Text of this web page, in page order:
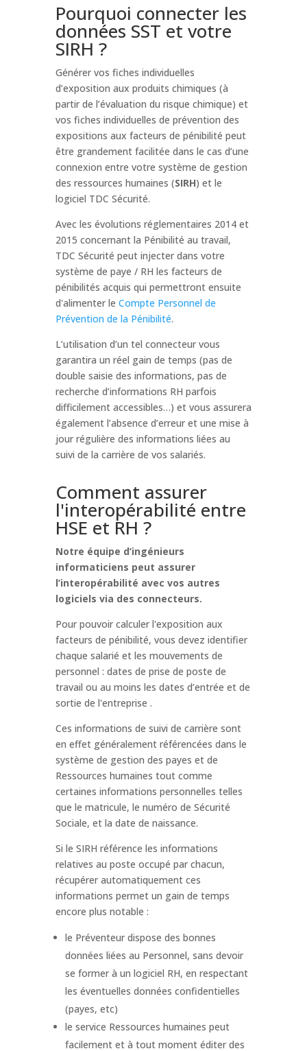
Pourquoi connecter les
données SST et votre
SIRH ?
Générer vos fiches individuelles
d’exposition aux produits chimiques (à
partir de l’évaluation du risque chimique) et
vos fiches individuelles de prévention des
expositions aux facteurs de pénibilité peut
être grandement facilitée dans le cas d’une
connexion entre votre système de gestion
des ressources humaines (SIRH) et le
logiciel TDC Sécurité.
Avec les évolutions réglementaires 2014 et
2015 concernant la Pénibilité au travail,
TDC Sécurité peut injecter dans votre
système de paye / RH les facteurs de
pénibilités acquis qui permettront ensuite
d'alimenter le Compte Personnel de
Prévention de la Pénibilité.
L’utilisation d’un tel connecteur vous
garantira un réel gain de temps (pas de
double saisie des informations, pas de
recherche d’informations RH parfois
difficilement accessibles…) et vous assurera
également l’absence d’erreur et une mise à
jour régulière des informations liées au
suivi de la carrière de vos salariés.
Comment assurer
l'interopérabilité entre
HSE et RH ?
Notre équipe d’ingénieurs
informaticiens peut assurer
l’interopérabilité avec vos autres
logiciels via des connecteurs.
Pour pouvoir calculer l'exposition aux
facteurs de pénibilité, vous devez identifier
chaque salarié et les mouvements de
personnel : dates de prise de poste de
travail ou au moins les dates d’entrée et de
sortie de l'entreprise .
Ces informations de suivi de carrière sont
en effet généralement référencées dans le
système de gestion des payes et de
Ressources humaines tout comme
certaines informations personnelles telles
que le matricule, le numéro de Sécurité
Sociale, et la date de naissance.
Si le SIRH référence les informations
relatives au poste occupé par chacun,
récupérer automatiquement ces
informations permet un gain de temps
encore plus notable :
le Préventeur dispose des bonnes
données liées au Personnel, sans devoir
se former à un logiciel RH, en respectant
les éventuelles données confidentielles
(payes, etc)
le service Ressources humaines peut
facilement et à tout moment éditer des